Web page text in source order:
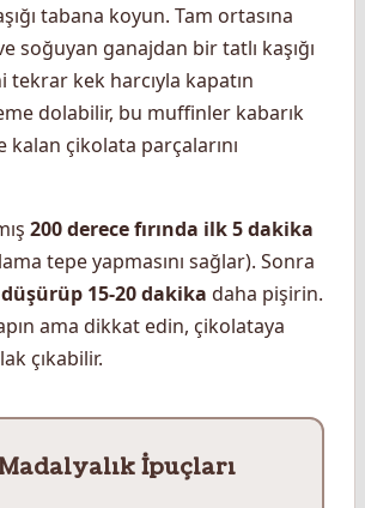
tabana koyun. Tam ortasına
soğuyan ganajdan bir tatlı kaşığı
tekrar kek harcıyla kapatın
dolabilir, bu muffinler kabarık
kalan çikolata parçalarını
200 derece fırında ilk 5 dakika
tepe yapmasını sağlar). Sonra
düşürüp 15-20 dakika daha pişirin.
ama dikkat edin, çikolataya
çıkabilir.
İpuçları